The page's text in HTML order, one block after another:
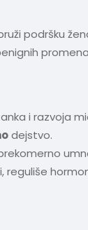
podršku
i razvoja
dejstvo.